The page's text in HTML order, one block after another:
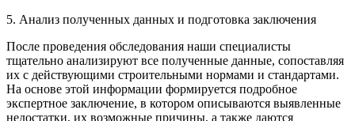
5. Анализ полученных данных и подготовка заключения
После проведения обследования наши специалисты
тщательно анализируют все полученные данные, сопоставляя
их с действующими строительными нормами и стандартами.
На основе этой информации формируется подробное
экспертное заключение, в котором описываются выявленные
недостатки, их возможные причины, а также даются